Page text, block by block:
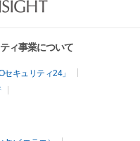
ィ事業について
キュリティ24」